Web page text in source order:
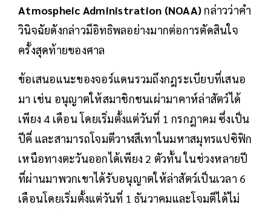
Atmospheic Administration (NOAA)กล่าวว่าคำ
วินิจฉัยดังกล่าวมีอิทธิพลอย่างมากต่อการตัดสินใจ
ครั้งสุดท้ายของศาล
ข้อเสนอแนะของจอร์แดนรวมถึงกฎระเบียบที่เสนอ
มา เช่น อนุญาตให้สมาชิกชนเผ่ามาคาห์ล่าสัตว์ได้
เพียง 4 เดือน โดยเริ่มตั้งแต่วันที่ 1 กรกฎาคม ซึ่งเป็น
ปีคี่ และสามารถโจมตีวาฬสีเทาในมหาสมุทรแปซิฟิก
เหนือทางตะวันออกได้เพียง 2 ตัวทั้น ในช่วงหลายปี
ที่ผ่านมาพวกเขาได้รับอนุญาตให้ล่าสัตว์เป็นเวลา 6
เดือนโดยเริ่มตั้งแต่วันที่ 1 ธันวาคมและโจมตีได้ไม่